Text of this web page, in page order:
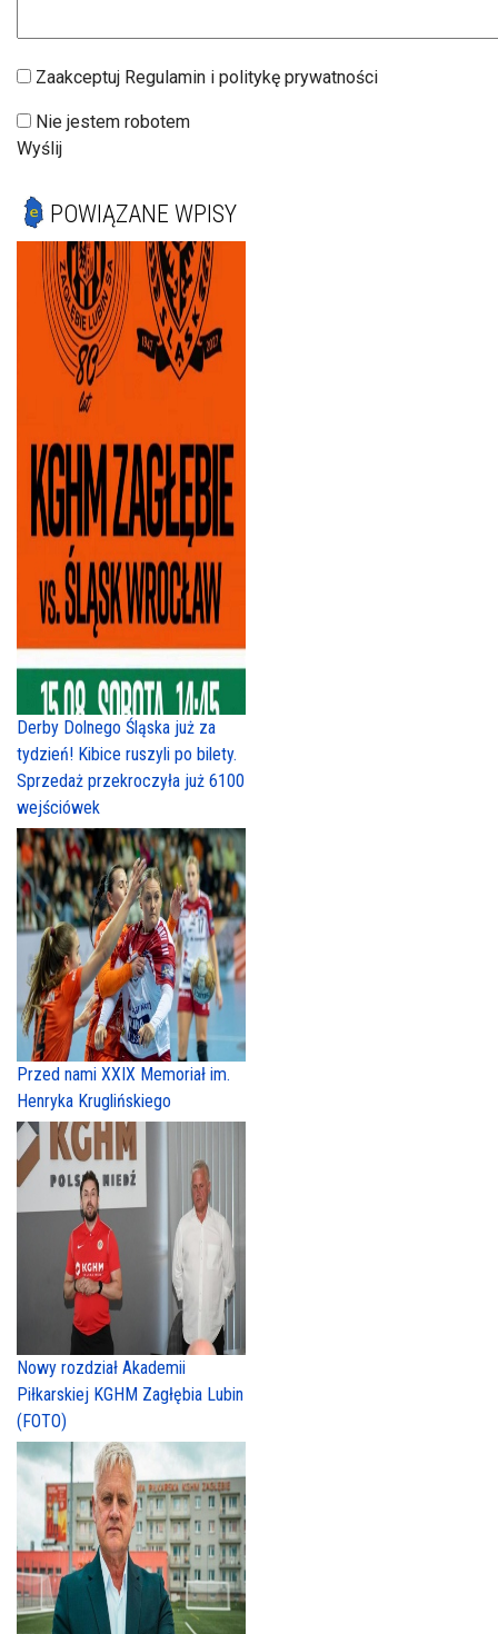
Zaakceptuj Regulamin i politykę prywatności
Nie jestem robotem
Wyślij
POWIĄZANE WPISY
Derby Dolnego Śląska już za
tydzień! Kibice ruszyli po bilety.
Sprzedaż przekroczyła już 6100
wejściówek
Przed nami XXIX Memoriał im.
Henryka Kruglińskiego
Nowy rozdział Akademii
Piłkarskiej KGHM Zagłębia Lubin
(FOTO)